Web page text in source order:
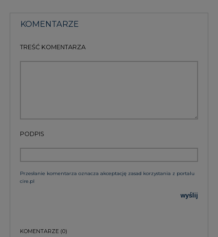
KOMENTARZE
TREŚĆ KOMENTARZA
PODPIS
Przesłanie komentarza oznacza akceptację zasad korzystania z portalu
cire.pl
wyślij
KOMENTARZE (0)